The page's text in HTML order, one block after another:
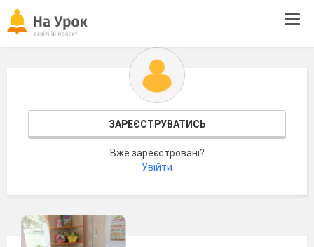
ЗАРЕЄСТРУВАТИСЬ
Вже зареєстровані?
Увійти